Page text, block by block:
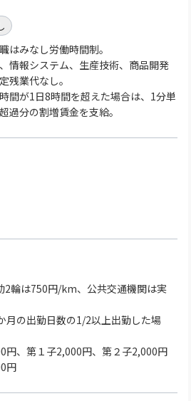
はみなし労働時間制。
情報システム、生産技術、商品開発
残業代なし。
間が1日8時間を超えた場合は、1分単
過分の割増賃金を支給。
輪は750円/km、公共交通機関は実
の出勤日数の1/2以上出勤した場
、第１子2,000円、第２子2,000円
円